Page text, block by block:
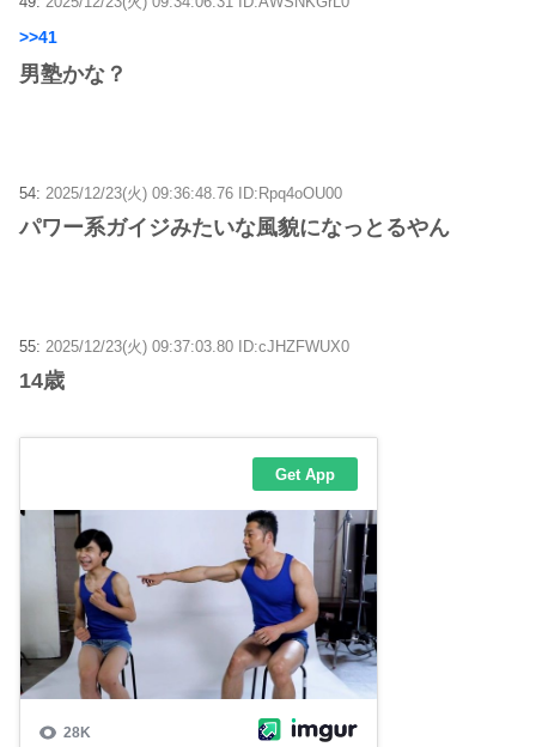
>>41
男塾かな？
54: 2025/12/23(火) 09:36:48.76 ID:Rpq4oOU00
パワー系ガイジみたいな風貌になっとるやん
55: 2025/12/23(火) 09:37:03.80 ID:cJHZFWUX0
14歳